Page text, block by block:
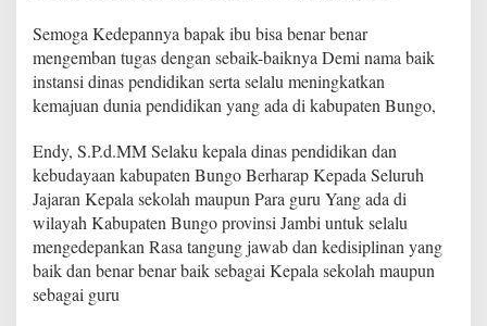
Semoga Kedepannya bapak ibu bisa benar benar
mengemban tugas dengan sebaik-baiknya Demi nama baik
instansi dinas pendidikan serta selalu meningkatkan
kemajuan dunia pendidikan yang ada di kabupaten Bungo,
Endy, S.P.d.MM Selaku kepala dinas pendidikan dan
kebudayaan kabupaten Bungo Berharap Kepada Seluruh
Jajaran Kepala sekolah maupun Para guru Yang ada di
wilayah Kabupaten Bungo provinsi Jambi untuk selalu
mengedepankan Rasa tangung jawab dan kedisiplinan yang
baik dan benar benar baik sebagai Kepala sekolah maupun
sebagai guru